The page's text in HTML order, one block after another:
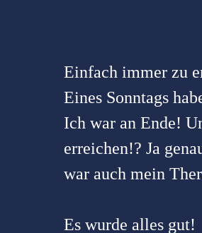
Einfach immer zu
Eines Sonntags
Ich war an Ende!
erreichen!? Ja
war auch mein
Es wurde alles gut!